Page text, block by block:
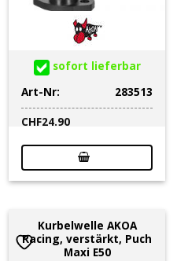
sofort lieferbar
Art-Nr:
283513
CHF24.90
Kurbelwelle AKOA
Racing, verstärkt, Puch
Maxi E50